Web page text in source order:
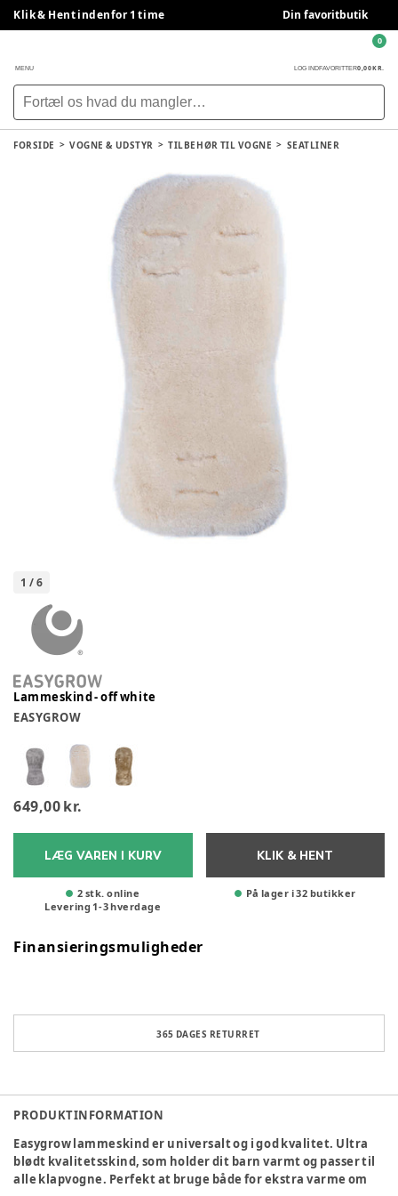
Klik & Hent indenfor 1 time Din favoritbutik
MENU LOG INDFAVORITTER0,00 KR.
0
FORSIDE VOGNE & UDSTYR TILBEHØR TIL VOGNE SEATLINER
1 /6
Lammeskind - off white
EASYGROW
649,00 kr.
LÆG VAREN I KURV
2 stk. online
Levering 1-3hverdage
KLIK & HENT
På lager i 32 butikker
Finansieringsmuligheder
365 DAGES RETURRET
PRODUKTINFORMATION
Easygrow lammeskind er universalt og i god kvalitet. Ultra
blødt kvalitetsskind, som holder dit barn varmt og passer til
alle klapvogne. Perfekt at bruge både for ekstra varme om